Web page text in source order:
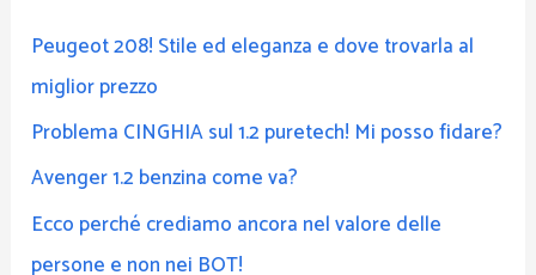
Peugeot 208! Stile ed eleganza e dove trovarla al
miglior prezzo
Problema CINGHIA sul 1.2 puretech! Mi posso fidare?
Avenger 1.2 benzina come va?
Ecco perché crediamo ancora nel valore delle
persone e non nei BOT!